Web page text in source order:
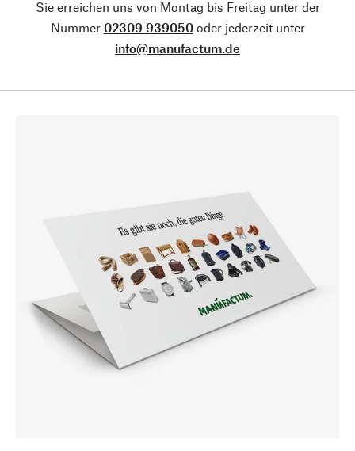
Sie erreichen uns von Montag bis Freitag unter der
Nummer 02309 939050oder jederzeit unter
info@manufactum.de